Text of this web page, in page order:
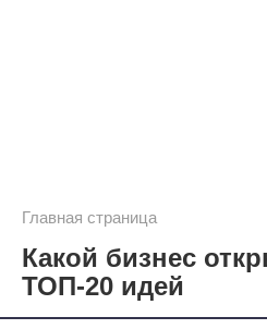
Главная страница
Какой бизнес
ТОП-20 идей